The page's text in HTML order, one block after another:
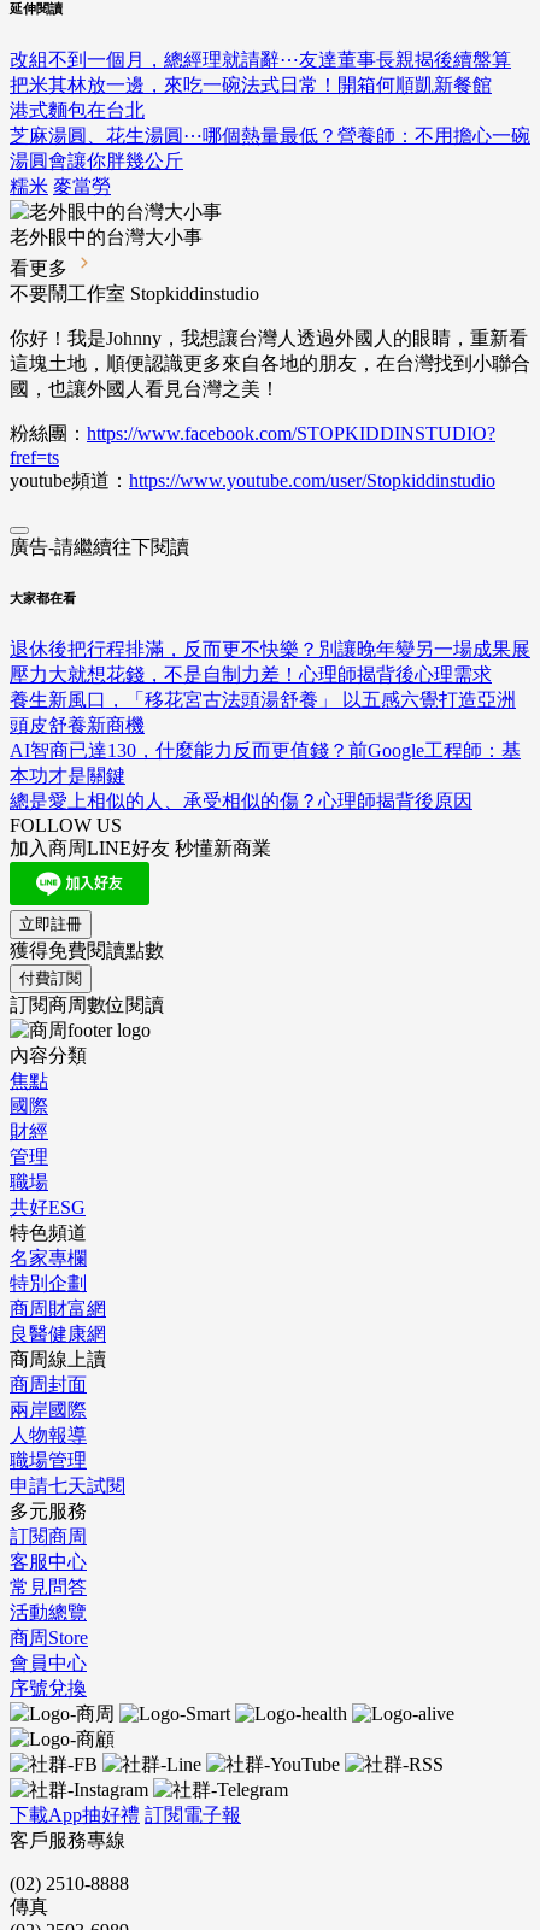
延伸閱讀
改組不到一個月，總經理就請辭⋯友達董事長親揭後續盤算
把米其林放一邊，來吃一碗法式日常！開箱何順凱新餐館
港式麵包在台北
芝麻湯圓、花生湯圓⋯哪個熱量最低？營養師：不用擔心一碗
湯圓會讓你胖幾公斤
糯米 麥當勞
老外眼中的台灣大小事
看更多
不要鬧工作室 Stopkiddinstudio
你好！我是Johnny，我想讓台灣人透過外國人的眼睛，重新看
這塊土地，順便認識更多來自各地的朋友，在台灣找到小聯合
國，也讓外國人看見台灣之美！
粉絲團： https://www.facebook.com/STOPKIDDINSTUDIO?
fref=ts
youtube頻道： https://www.youtube.com/user/Stopkiddinstudio
廣告-請繼續往下閱讀
大家都在看
退休後把行程排滿，反而更不快樂？別讓晚年變另一場成果展
壓力大就想花錢，不是自制力差！心理師揭背後心理需求
養生新風口，「移花宮古法頭湯舒養」 以五感六覺打造亞洲
頭皮舒養新商機
AI智商已達130，什麼能力反而更值錢？前Google工程師：基
本功才是關鍵
總是愛上相似的人、承受相似的傷？心理師揭背後原因
FOLLOW US
加入商周LINE好友 秒懂新商業
立即註冊
獲得免費閱讀點數
付費訂閱
訂閱商周數位閱讀
內容分類
焦點
國際
財經
管理
職場
共好ESG
特色頻道
名家專欄
特別企劃
商周財富網
良醫健康網
商周線上讀
商周封面
兩岸國際
人物報導
職場管理
申請七天試閱
多元服務
訂閱商周
客服中心
常見問答
活動總覽
商周Store
會員中心
序號兌換
下載App抽好禮 訂閱電子報
客戶服務專線
(02) 2510-8888
傳真